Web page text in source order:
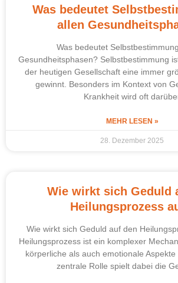
Was bedeutet
allen
Was bedeutet
Gesundheitsphasen? Selbstbestimmung
der heutigen Gesellschaft eine immer
gewinnt. Besonders im Kontext von
Krankheit wird oft
MEHR LESEN »
28. Dezember 2025
Wie wirkt sich Geduld
Heilungsprozess
Wie wirkt sich Geduld auf den
Heilungsprozess ist ein komplexer
körperliche als auch emotionale
zentrale Rolle spielt dabei die